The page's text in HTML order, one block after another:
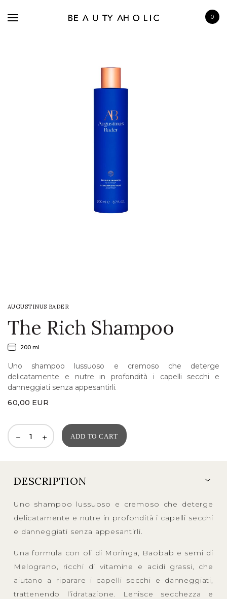
0
AUGUSTINUS BADER
The Rich Shampoo
200 ml
Uno shampoo lussuoso e cremoso che deterge
delicatamente e nutre in profondità i capelli secchi e
danneggiati senza appesantirli.
60,00 EUR
ADD TO CART
DESCRIPTION
Uno shampoo lussuoso e cremoso che deterge
delicatamente e nutre in profondità i capelli secchi
e danneggiati senza appesantirli.
Una formula con oli di Moringa, Baobab e semi di
Melograno, ricchi di vitamine e acidi grassi, che
aiutano a riparare i capelli secchi e danneggiati,
trattenendo l’idratazione. Lenisce secchezza e